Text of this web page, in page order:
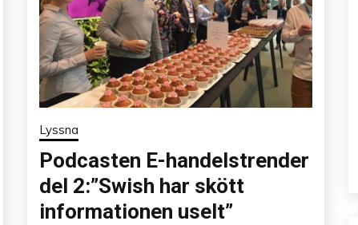
Lyssna
Podcasten E-handelstrender
del 2:”Swish har skött
informationen uselt”